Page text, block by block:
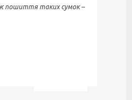
пошиття таких сумок –